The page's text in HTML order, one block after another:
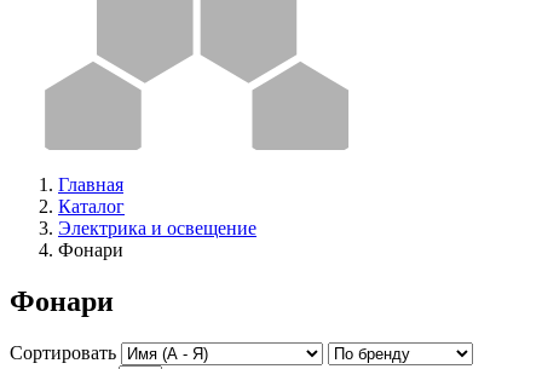
Главная
Каталог
Электрика и освещение
Фонари
Фонари
Сортировать